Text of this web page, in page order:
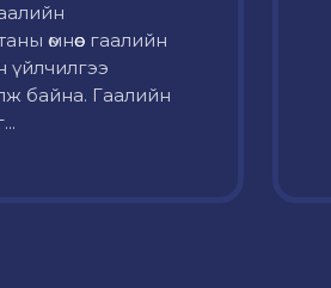
өмнөөс гаалийн
үйлчилгээ
байна. Гаалийн